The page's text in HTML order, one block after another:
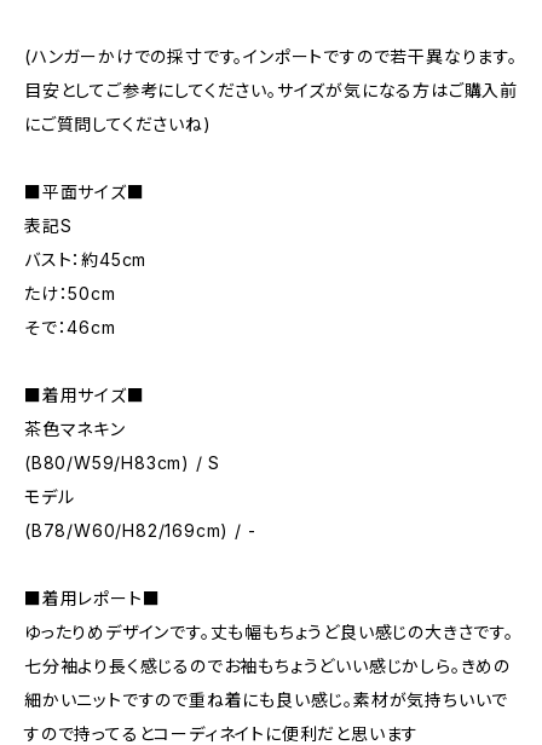
(ハンガーかけでの採寸です。インポートですので若干異なります。
目安としてご参考にしてください。サイズが気になる方はご購入前
にご質問してくださいね)
■平面サイズ■
表記S
バスト：約45cm
たけ：50cm
そで：46cm
■着用サイズ■
茶色マネキン
(B80/W59/H83cm) / S
モデル
(B78/W60/H82/169cm) / -
■着用レポート■
ゆったりめデザインです。丈も幅もちょうど良い感じの大きさです。
七分袖より長く感じるのでお袖もちょうどいい感じかしら。きめの
細かいニットですので重ね着にも良い感じ。素材が気持ちいいで
すので持ってるとコーディネイトに便利だと思います